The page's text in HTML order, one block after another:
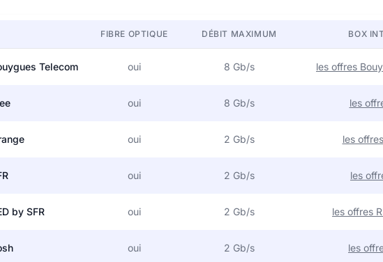
FIBRE OPTIQUE DÉBIT MAXIMUM BOX
Telecom oui 8 Gb/s les offres
oui 8 Gb/s les
oui 2 Gb/s les
oui 2 Gb/s les
by SFR oui 2 Gb/s les offres
oui 2 Gb/s les